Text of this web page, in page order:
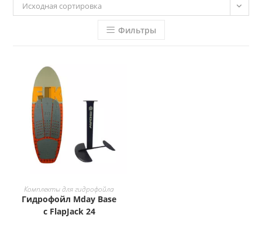
Исходная сортировка
Фильтры
ВЫБЕРИТЕ ПАРАМЕТРЫ
товар
имеет
несколько
вариаций.
Опции
Комплекты для гидрофойла
Гидрофойл Mday Base
с FlapJack 24